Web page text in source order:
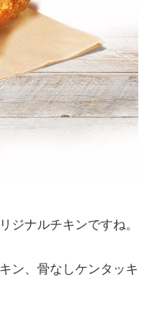
ジナルチキンですね。
ン、骨なしケンタッキ